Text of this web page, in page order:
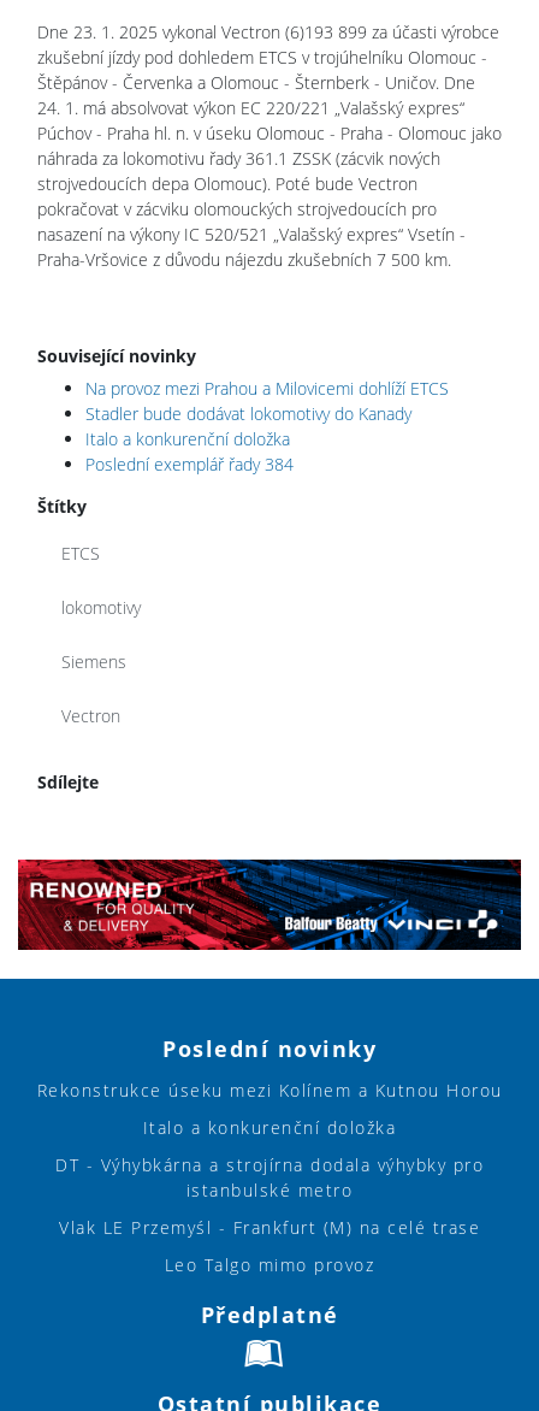
Dne 23. 1. 2025 vykonal Vectron (6)193 899 za účasti výrobce
zkušební jízdy pod dohledem ETCS v trojúhelníku Olomouc -
Štěpánov - Červenka a Olomouc - Šternberk - Uničov. Dne
24. 1. má absolvovat výkon EC 220/221 „Valašský expres“
Púchov - Praha hl. n. v úseku Olomouc - Praha - Olomouc jako
náhrada za lokomotivu řady 361.1 ZSSK (zácvik nových
strojvedoucích depa Olomouc). Poté bude Vectron
pokračovat v zácviku olomouckých strojvedoucích pro
nasazení na výkony IC 520/521 „Valašský expres“ Vsetín -
Praha-Vršovice z důvodu nájezdu zkušebních 7 500 km.
Související novinky
Na provoz mezi Prahou a Milovicemi dohlíží ETCS
Stadler bude dodávat lokomotivy do Kanady
Italo a konkurenční doložka
Poslední exemplář řady 384
Štítky
ETCS
lokomotivy
Siemens
Vectron
Sdílejte
Poslední novinky
Rekonstrukce úseku mezi Kolínem a Kutnou Horou
Italo a konkurenční doložka
DT - Výhybkárna a strojírna dodala výhybky pro
istanbulské metro
Vlak LE Przemyśl - Frankfurt (M) na celé trase
Leo Talgo mimo provoz
Předplatné
Ostatní publikace